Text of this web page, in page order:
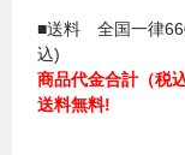
■送料 全国一律
込)
商品代金合計（税
送料無料!